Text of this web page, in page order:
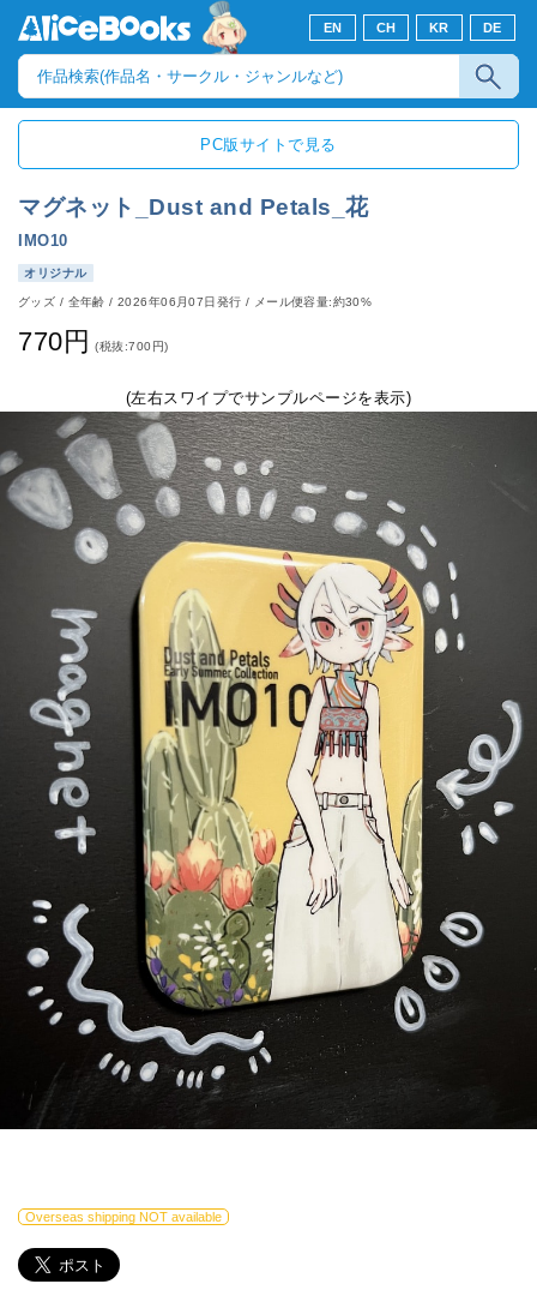
EN CH KR DE
PC版サイトで見る
マグネット_Dust and Petals_花
IMO10
オリジナル
グッズ / 全年齢/2026年06月07日発行 / メール便容量:約30%
770円 (税抜:700円)
(左右スワイプでサンプルページを表示)
Overseas shipping NOT available